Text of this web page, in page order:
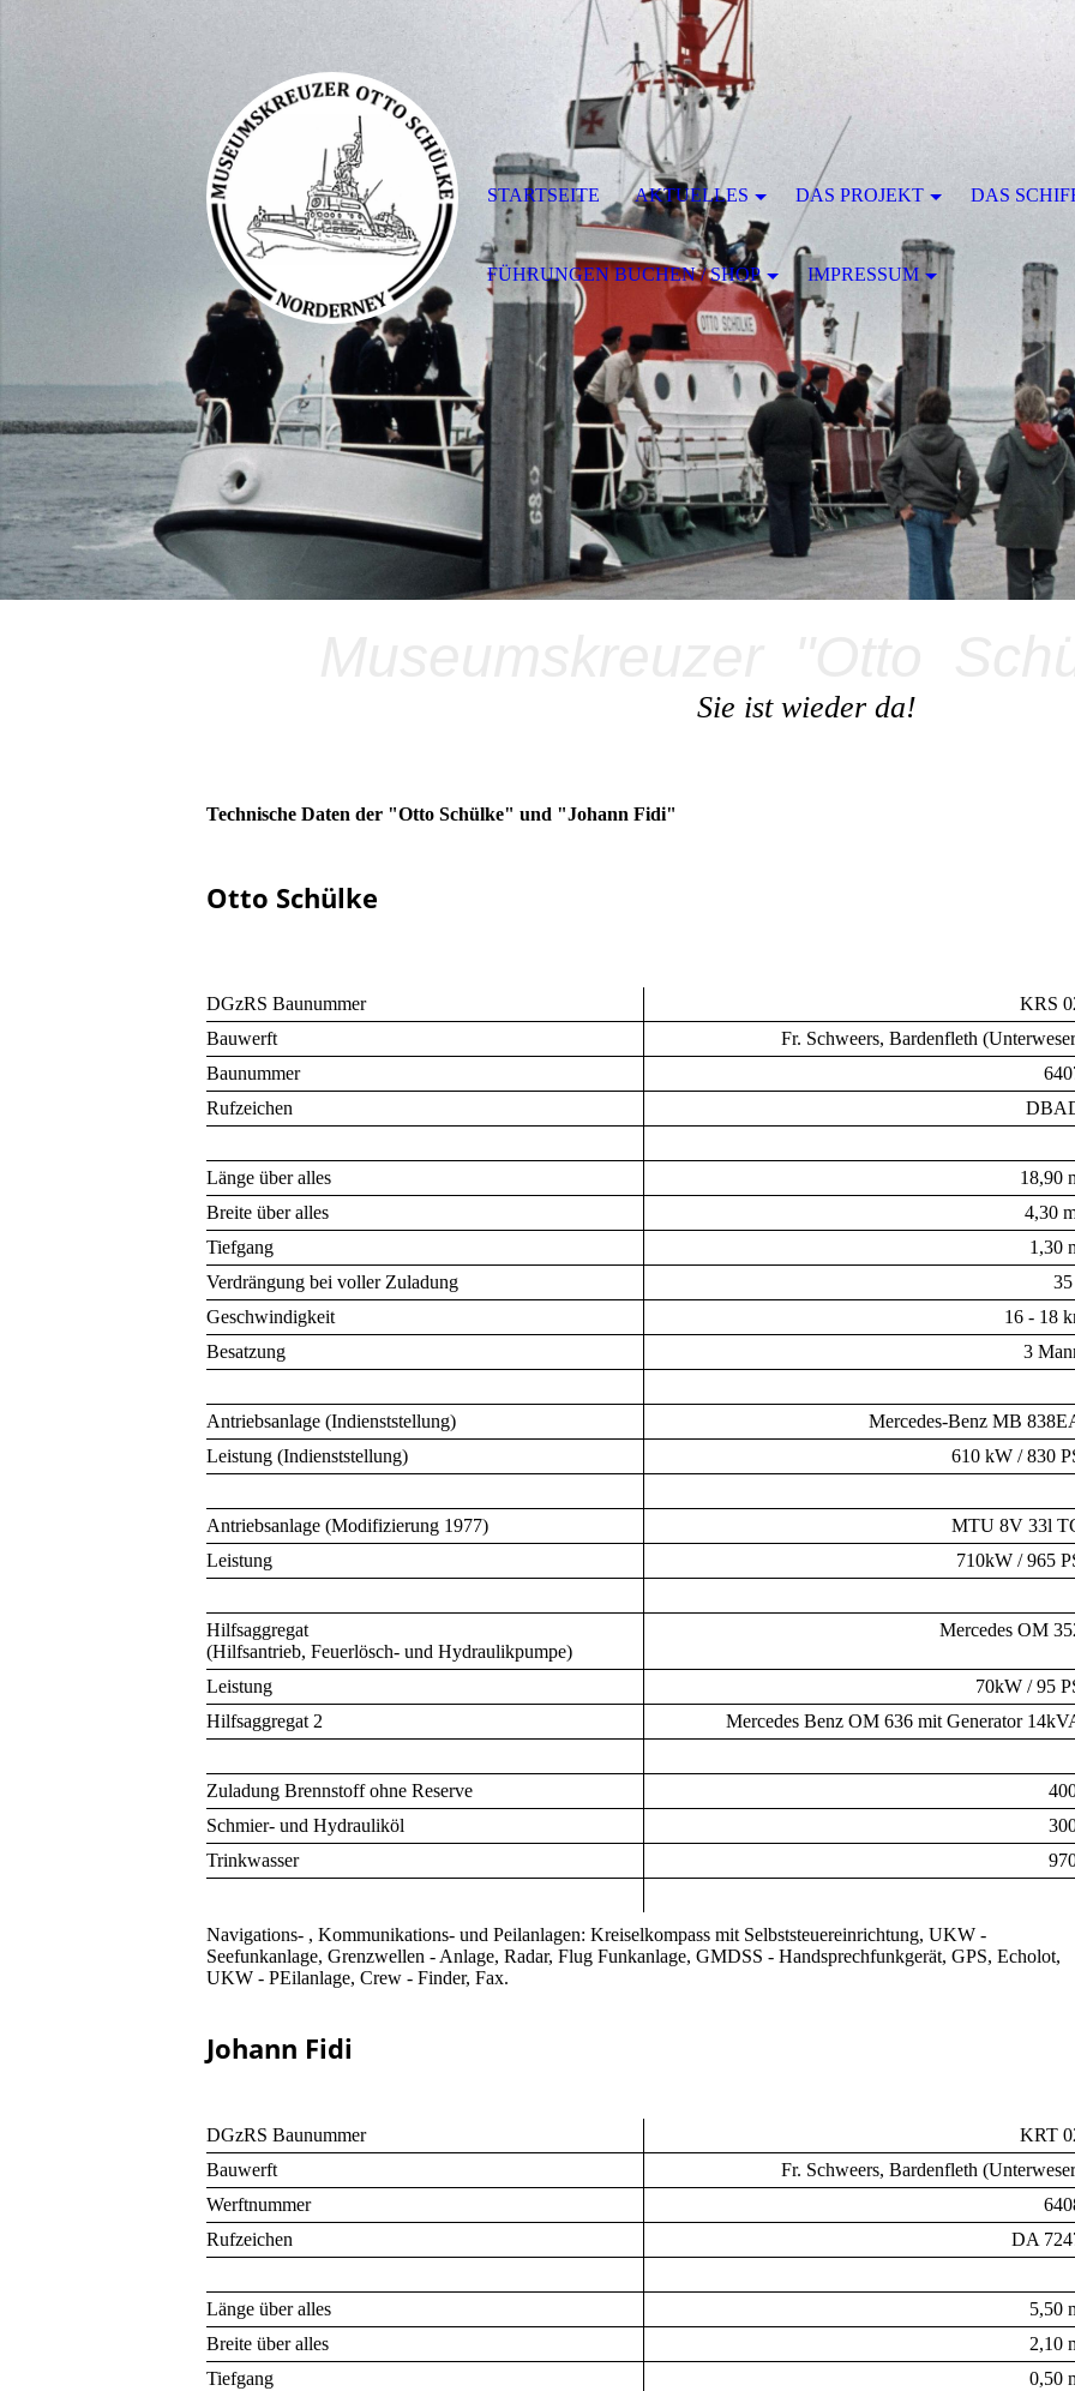
Sie ist wieder da!
Technische Daten der "Otto Schülke" und "Johann Fidi"
Otto Schülke
DGzRS Baunummer
KRS
Bauwerft
Fr. Schweers, Bardenfleth
Baunummer
Rufzeichen
Länge über alles
18,90
Breite über alles
4,30
Tiefgang
1,30
Verdrängung bei voller Zuladung
Geschwindigkeit
16 - 18
Besatzung
3
Antriebsanlage (Indienststellung)
Mercedes-Benz MB
Leistung (Indienststellung)
610 kW / 830
Antriebsanlage (Modifizierung 1977)
MTU 8V 33l
Leistung
710kW / 965
Hilfsaggregat
(Hilfsantrieb, Feuerlösch- und Hydraulikpumpe)
Mercedes OM
Leistung
70kW / 95
Hilfsaggregat 2
Mercedes Benz OM 636 mit Generator
Zuladung Brennstoff ohne Reserve
Schmier- und Hydrauliköl
Trinkwasser
Navigations- , Kommunikations- und Peilanlagen: Kreiselkompass mit Selbststeuereinrichtung, UKW -
Seefunkanlage, Grenzwellen - Anlage, Radar, Flug Funkanlage, GMDSS - Handsprechfunkgerät, GPS, Echolot,
UKW - PEilanlage, Crew - Finder, Fax.
Johann Fidi
DGzRS Baunummer
KRT
Bauwerft
Fr. Schweers, Bardenfleth
Werftnummer
Rufzeichen
DA
Länge über alles
5,50
Breite über alles
2,10
Tiefgang
0,50
STARTSEITE AKTUELLES DAS PROJEKT DAS
FÜHRUNGEN BUCHEN / SHOP IMPRESSUM